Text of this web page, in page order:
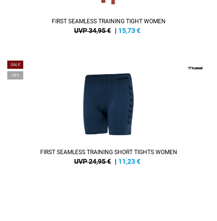
FIRST SEAMLESS TRAINING TIGHT WOMEN
UVP 34,95 € | 15,73€
SALE
-55%
FIRST SEAMLESS TRAINING SHORT TIGHTS WOMEN
UVP 24,95 € | 11,23€